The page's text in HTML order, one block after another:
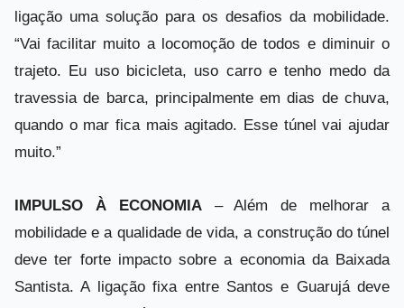
ligação uma solução para os desafios da mobilidade.
“Vai facilitar muito a locomoção de todos e diminuir o
trajeto. Eu uso bicicleta, uso carro e tenho medo da
travessia de barca, principalmente em dias de chuva,
quando o mar fica mais agitado. Esse túnel vai ajudar
muito.”
IMPULSO À ECONOMIA– Além de melhorar a
mobilidade e a qualidade de vida, a construção do túnel
deve ter forte impacto sobre a economia da Baixada
Santista. A ligação fixa entre Santos e Guarujá deve